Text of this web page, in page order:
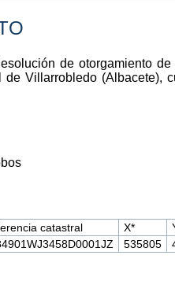
de otorgamiento
Villarrobledo (Albacete),
catastral X*
535805